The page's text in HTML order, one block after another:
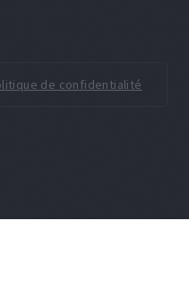
de confidentialité